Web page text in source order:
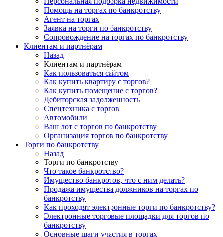
Помощь на торгах по банкротству
Агент на торгах
Заявка на торги по банкротству
Сопровождение на торгах по банкротству
Клиентам и партнёрам
Назад
Клиентам и партнёрам
Как пользоваться сайтом
Как купить квартиру с торгов?
Как купить помещение с торгов?
Дебиторская задолженность
Спецтехника с торгов
Автомобили
Ваш лот с торгов по банкротству
Организация торгов по банкротству
Торги по банкротству
Назад
Торги по банкротству
Что такое банкротство?
Имущество банкротов, что с ним делать?
Продажа имущества должников на торгах по
банкротству
Как проходят электронные торги по банкротству?
Электронные торговые площадки для торгов по
банкротству
Основные шаги участия в торгах